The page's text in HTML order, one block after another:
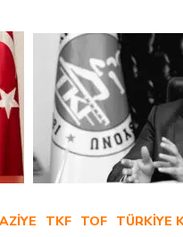
TKF TOF TÜRKIYE